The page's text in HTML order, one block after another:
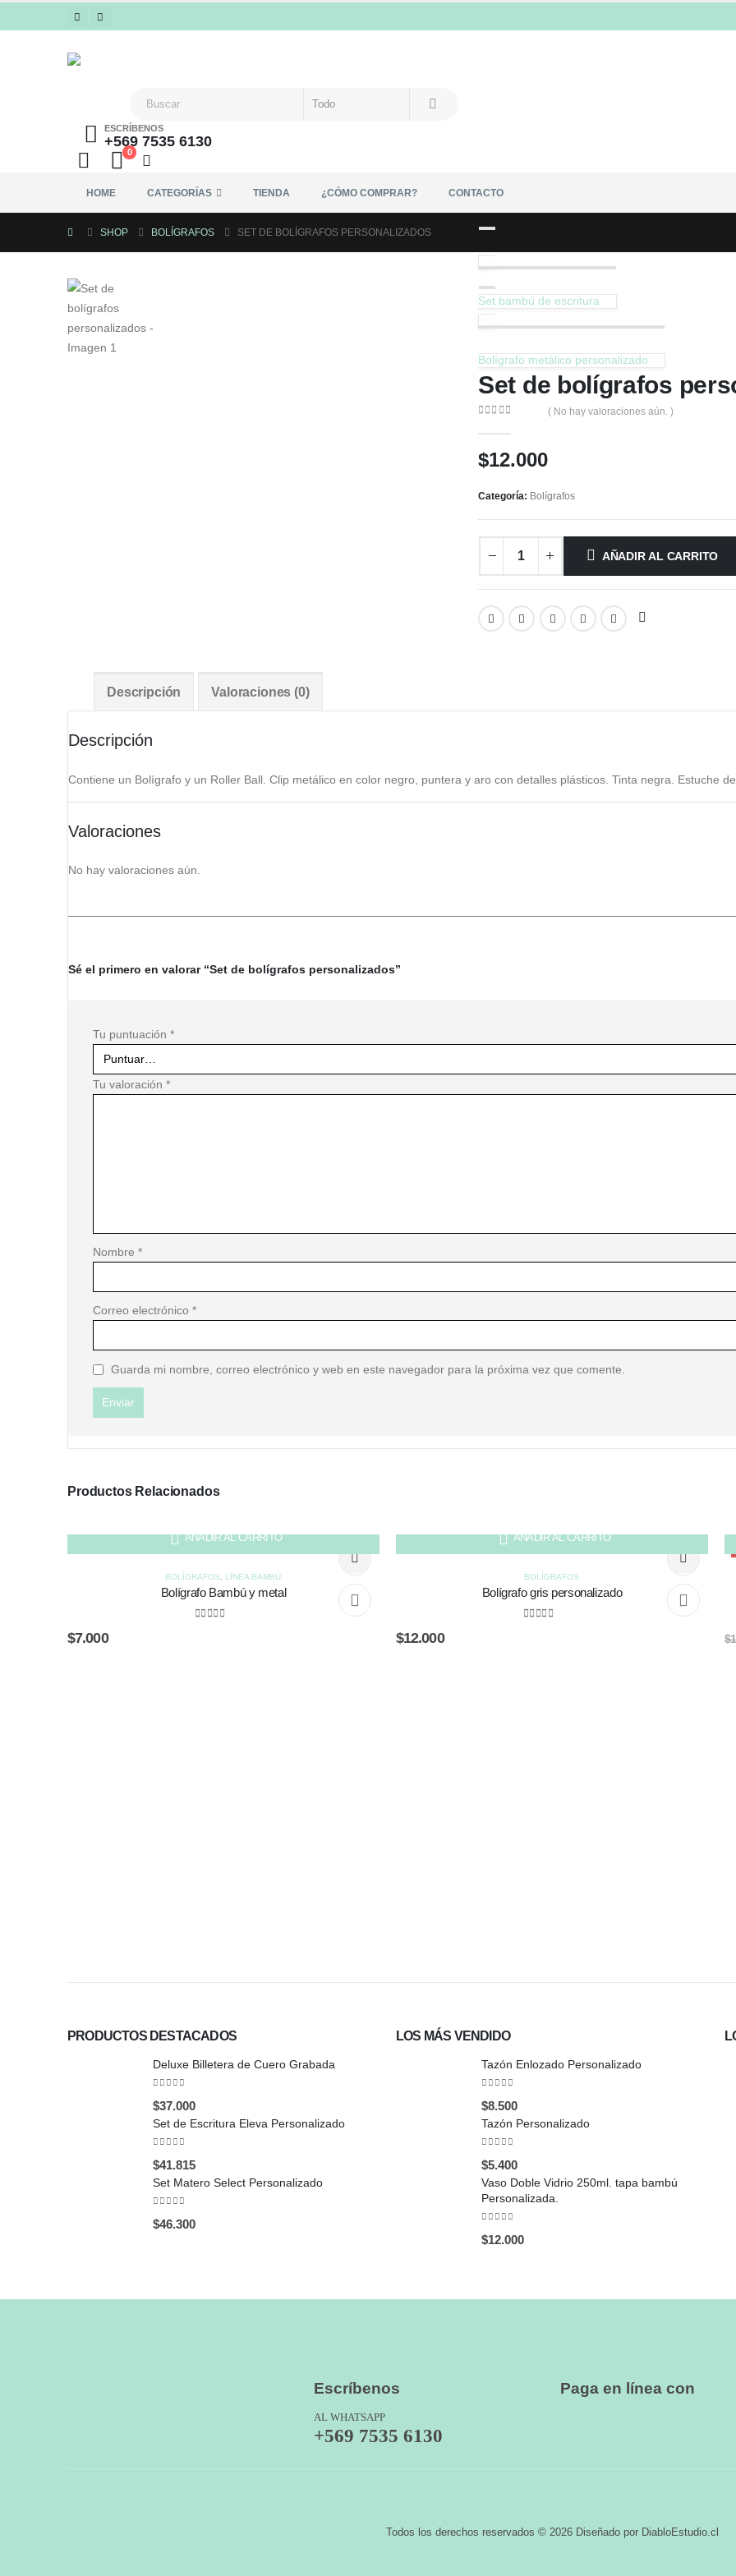
ESCRÍBENOS
+569 7535 6130
0
HOME CATEGORÍAS TIENDA ¿CÓMO COMPRAR? CONTACTO
SHOP BOLÍGRAFOS SET DE BOLÍGRAFOS PERSONALIZADOS
Set bambú de escritura
Bolígrafo metálico personalizado
Set de bolígrafos
( No hay valoraciones aún. )
$12.000
Categoría: Bolígrafos
AÑADIR AL CARRITO
Descripción Valoraciones (0)
Descripción
Contiene un Bolígrafo y un Roller Ball. Clip metálico en color negro, puntera y aro con detalles plásticos. Tinta negra. Estuche de
Valoraciones
No hay valoraciones aún.
Sé el primero en valorar “Set de bolígrafos personalizados”
Tu puntuación *
Tu valoración *
Nombre *
Correo electrónico *
Guarda mi nombre, correo electrónico y web en este navegador para la próxima vez que comente.
Productos Relacionados
AÑADIR AL CARRITO
BOLÍGRAFOS, LÍNEA BAMBÚ
Bolígrafo Bambú y metal
$7.000
AÑADIR AL CARRITO
BOLÍGRAFOS
Bolígrafo gris personalizado
$12.000 $
PRODUCTOS DESTACADOS
Deluxe Billetera de Cuero Grabada
$37.000
Set de Escritura Eleva Personalizado
$41.815
Set Matero Select Personalizado
$46.300
LOS MÁS VENDIDO
Tazón Enlozado Personalizado
$8.500
Tazón Personalizado
$5.400
Vaso Doble Vidrio 250ml. tapa bambú
Personalizada.
$12.000
Escríbenos
AL WHATSAPP
+569 7535 6130
Paga en línea con
Todos los derechos reservados © 2026 Diseñado por DiabloEstudio.cl